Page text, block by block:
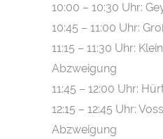
10:00 – 10:30 Uhr:
10:45 – 11:00 Uhr:
11:15 – 11:30 Uhr:
Abzweigung
11:45 – 12:00 Uhr:
12:15 – 12:45 Uhr:
Abzweigung